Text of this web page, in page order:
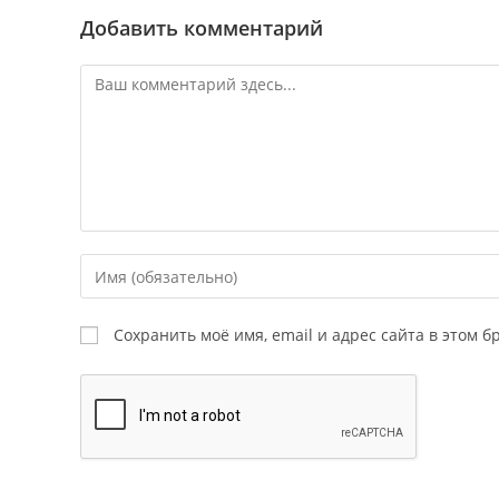
Добавить комментарий
Комментарий
Введите
свое
имя
или
имя
пользователя,
чтобы
прокомментировать
Сохранить моё имя, email и адрес сайта в этом